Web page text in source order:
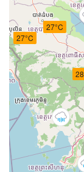
27°C
27°C